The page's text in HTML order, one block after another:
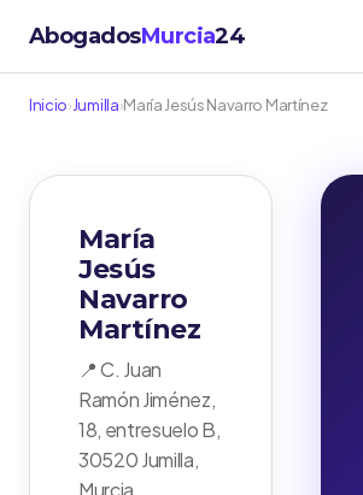
AbogadosMurcia24
Inicio›Jumilla›María Jesús Navarro Martínez
María
Jesús
Navarro
Martínez
📍 C. Juan
Ramón Jiménez,
18, entresuelo B,
30520 Jumilla,
Murcia